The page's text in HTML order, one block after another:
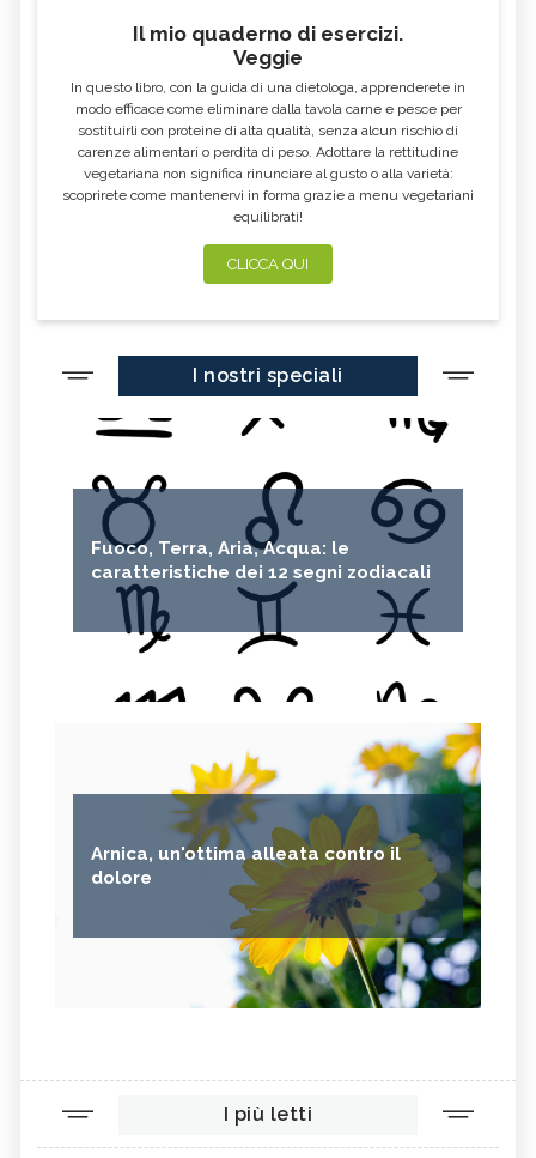
Il mio quaderno di esercizi.
Veggie
In questo libro, con la guida di una dietologa, apprenderete in
modo efficace come eliminare dalla tavola carne e pesce per
sostituirli con proteine di alta qualità, senza alcun rischio di
carenze alimentari o perdita di peso. Adottare la rettitudine
vegetariana non significa rinunciare al gusto o alla varietà:
scoprirete come mantenervi in forma grazie a menu vegetariani
equilibrati!
CLICCA QUI
I nostri speciali
Fuoco, Terra, Aria, Acqua: le
caratteristiche dei 12 segni zodiacali
Arnica, un'ottima alleata contro il
dolore
I più letti